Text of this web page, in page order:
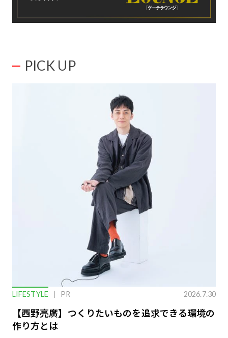
PICK UP
LIFESTYLE PR 2026.7.30
【西野亮廣】つくりたいものを追求できる環境の
作り方とは